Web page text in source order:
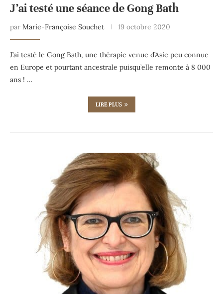
J’ai testé une séance de Gong Bath
par Marie-Françoise Souchet 19 octobre 2020
J’ai testé le Gong Bath, une thérapie venue d’Asie peu connue
en Europe et pourtant ancestrale puisqu’elle remonte à 8 000
ans ! …
LIRE PLUS